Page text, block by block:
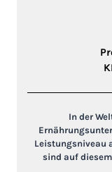
In der
Leistungsniveau
sind auf